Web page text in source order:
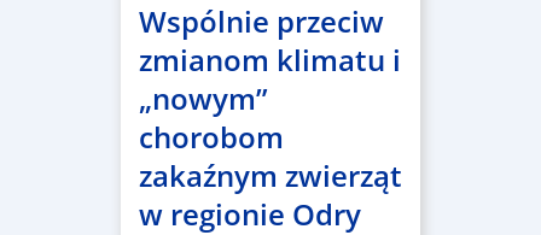
Wspólnie przeciw
zmianom klimatu i
„nowym”
chorobom
zakaźnym zwierząt
w regionie Odry